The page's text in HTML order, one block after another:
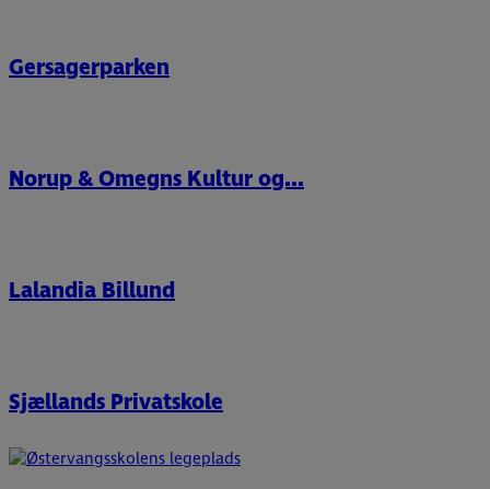
Gersagerparken
Norup & Omegns Kultur og...
Lalandia Billund
Sjællands Privatskole